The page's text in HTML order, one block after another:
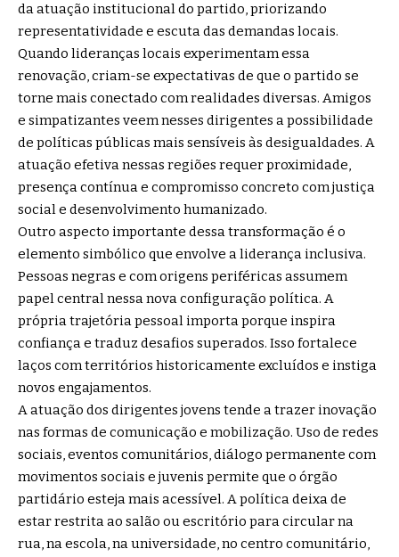
da atuação institucional do partido, priorizando
representatividade e escuta das demandas locais.
Quando lideranças locais experimentam essa
renovação, criam-se expectativas de que o partido se
torne mais conectado com realidades diversas. Amigos
e simpatizantes veem nesses dirigentes a possibilidade
de políticas públicas mais sensíveis às desigualdades. A
atuação efetiva nessas regiões requer proximidade,
presença contínua e compromisso concreto com justiça
social e desenvolvimento humanizado.
Outro aspecto importante dessa transformação é o
elemento simbólico que envolve a liderança inclusiva.
Pessoas negras e com origens periféricas assumem
papel central nessa nova configuração política. A
própria trajetória pessoal importa porque inspira
confiança e traduz desafios superados. Isso fortalece
laços com territórios historicamente excluídos e instiga
novos engajamentos.
A atuação dos dirigentes jovens tende a trazer inovação
nas formas de comunicação e mobilização. Uso de redes
sociais, eventos comunitários, diálogo permanente com
movimentos sociais e juvenis permite que o órgão
partidário esteja mais acessível. A política deixa de
estar restrita ao salão ou escritório para circular na
rua, na escola, na universidade, no centro comunitário,